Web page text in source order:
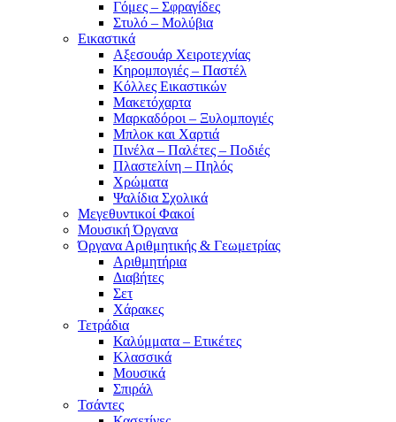
Γόμες – Σφραγίδες
Στυλό – Μολύβια
Εικαστικά
Αξεσουάρ Χειροτεχνίας
Κηρομπογιές – Παστέλ
Κόλλες Εικαστικών
Μακετόχαρτα
Μαρκαδόροι – Ξυλομπογιές
Μπλοκ και Χαρτιά
Πινέλα – Παλέτες – Ποδιές
Πλαστελίνη – Πηλός
Χρώματα
Ψαλίδια Σχολικά
Μεγεθυντικοί Φακοί
Μουσική Όργανα
Όργανα Αριθμητικής & Γεωμετρίας
Αριθμητήρια
Διαβήτες
Σετ
Χάρακες
Τετράδια
Καλύμματα – Ετικέτες
Κλασσικά
Μουσικά
Σπιράλ
Τσάντες